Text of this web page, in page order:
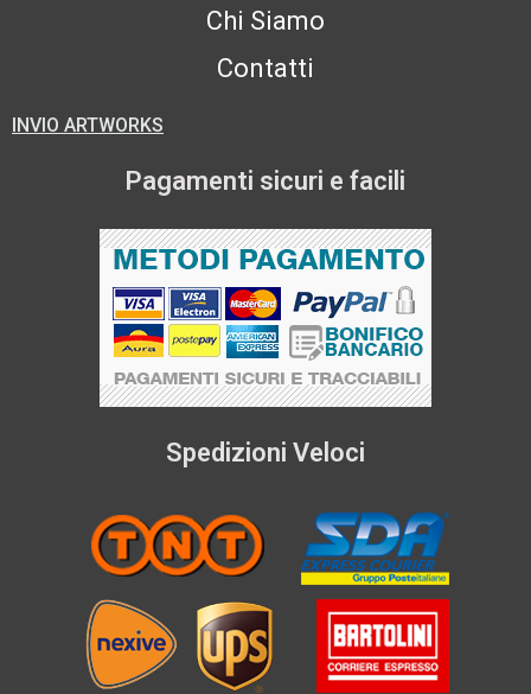
Chi Siamo
Contatti
INVIO ARTWORKS
Pagamenti sicuri e facili
Spedizioni Veloci